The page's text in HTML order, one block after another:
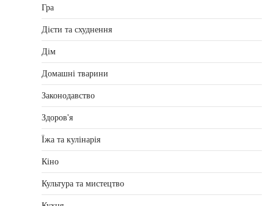
Гра
Дієти та схуднення
Дім
Домашні тварини
Законодавство
Здоров'я
Їжа та кулінарія
Кіно
Культура та мистецтво